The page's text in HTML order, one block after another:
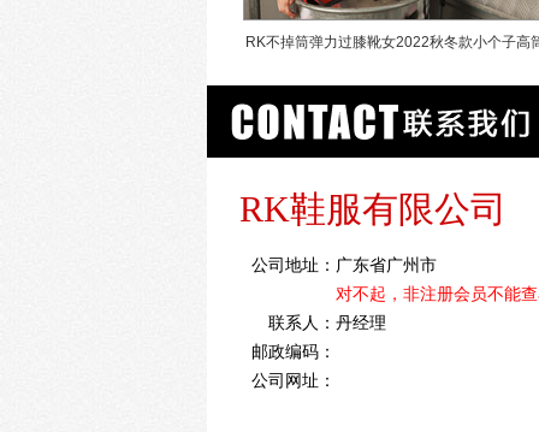
RK不掉筒弹力过膝靴女2022秋冬款小个子高
跟高跟显瘦长靴
RK鞋服有限公司
公司地址： 广东省广州市
对不起，非注册会员不能
联系人： 丹经理
邮政编码：
公司网址：